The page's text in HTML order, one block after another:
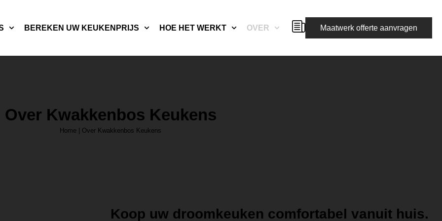
BEREKEN UW KEUKENPRIJS HOE HET WERKT OVER Maatwerk offerte aanvragen
Over Kwakkenbos Keukens
Home Over Kwakkenbos Keukens
Koop uw droomkeuken comfortabel vanuit huis.